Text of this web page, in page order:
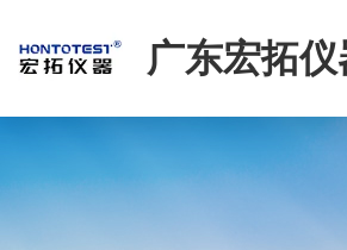
广东宏拓